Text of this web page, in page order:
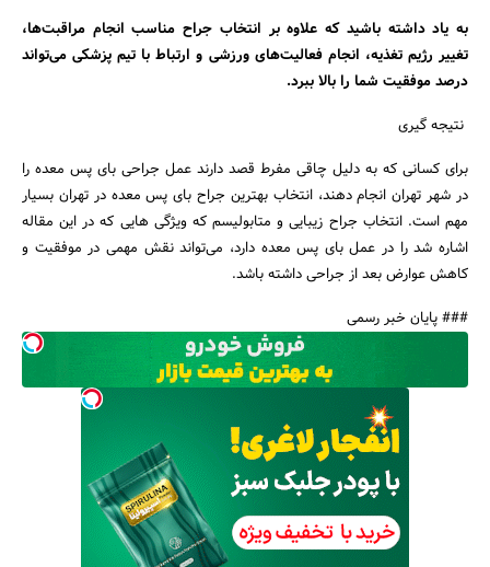
به یاد داشته باشید که علاوه بر انتخاب جراح مناسب انجام مراقبت‌ها،
تغییر رژیم تغذیه، انجام فعالیت‌های ورزشی و ارتباط با تیم پزشکی می‌تواند
درصد موفقیت شما را بالا ببرد.
نتیجه گیری
برای کسانی که به دلیل چاقی مفرط قصد دارند عمل جراحی بای پس معده را
در شهر تهران انجام دهند، انتخاب بهترین جراح بای پس معده در تهران بسیار
مهم است. انتخاب جراح زیبایی و متابولیسم که ویژگی هایی که در این مقاله
اشاره شد را در عمل بای پس معده دارد، می‌تواند نقش مهمی در موفقیت و
کاهش عوارض بعد از جراحی داشته باشد.
### پایان خبر رسمی